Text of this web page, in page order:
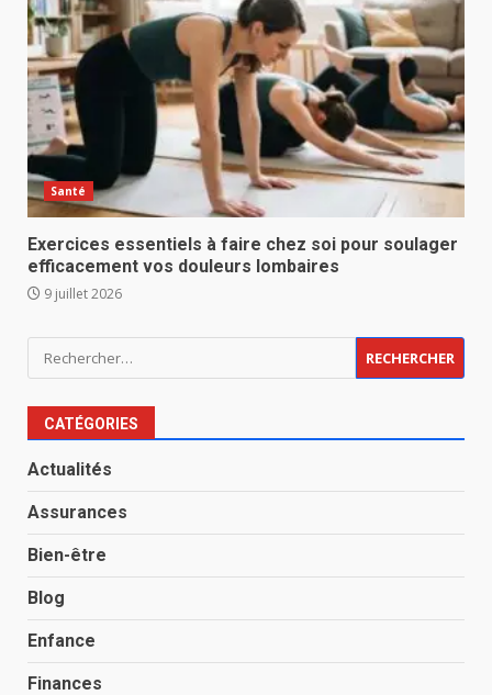
Santé
Exercices essentiels à faire chez soi pour soulager
efficacement vos douleurs lombaires
9 juillet 2026
Rechercher :
CATÉGORIES
Actualités
Assurances
Bien-être
Blog
Enfance
Finances